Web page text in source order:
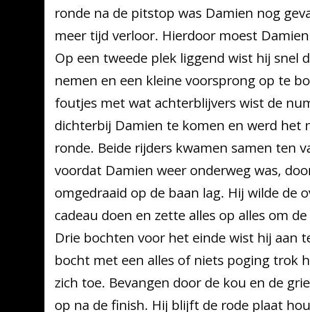
ronde na de pitstop was Damien nog
meer tijd verloor. Hierdoor moest
Op een tweede plek liggend wist hij snel
nemen en een kleine voorsprong op te
foutjes met wat achterblijvers wist de
dichterbij Damien te komen en werd het
ronde. Beide rijders kwamen samen ten
voordat Damien weer onderweg was,
omgedraaid op de baan lag. Hij wilde de
cadeau doen en zette alles op alles om
Drie bochten voor het einde wist hij aan
bocht met een alles of niets poging trok
zich toe. Bevangen door de kou en de
op na de finish. Hij blijft de rode plaat